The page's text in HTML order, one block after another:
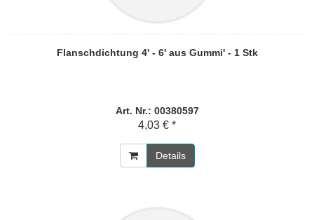
Flanschdichtung 4' - 6' aus Gummi' - 1 Stk
Art. Nr.: 00380597
4,03 € *
Details